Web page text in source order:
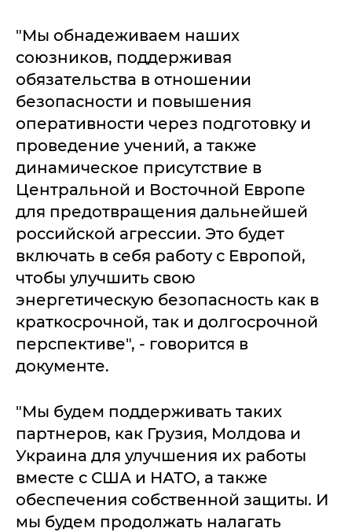
"Мы обнадеживаем наших
союзников, поддерживая
обязательства в отношении
безопасности и повышения
оперативности через подготовку и
проведение учений, а также
динамическое присутствие в
Центральной и Восточной Европе
для предотвращения дальнейшей
российской агрессии. Это будет
включать в себя работу с Европой,
чтобы улучшить свою
энергетическую безопасность как в
краткосрочной, так и долгосрочной
перспективе", - говорится в
документе.
"Мы будем поддерживать таких
партнеров, как Грузия, Молдова и
Украина для улучшения их работы
вместе с США и НАТО, а также
обеспечения собственной защиты. И
мы будем продолжать налагать